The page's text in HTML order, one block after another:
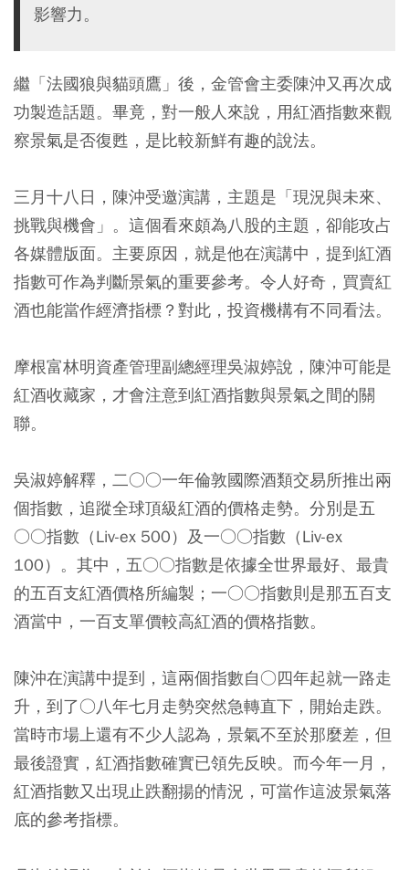
影響力。
繼「法國狼與貓頭鷹」後，金管會主委陳沖又再次成
功製造話題。畢竟，對一般人來說，用紅酒指數來觀
察景氣是否復甦，是比較新鮮有趣的說法。
三月十八日，陳沖受邀演講，主題是「現況與未來、
挑戰與機會」。這個看來頗為八股的主題，卻能攻占
各媒體版面。主要原因，就是他在演講中，提到紅酒
指數可作為判斷景氣的重要參考。令人好奇，買賣紅
酒也能當作經濟指標？對此，投資機構有不同看法。
摩根富林明資產管理副總經理吳淑婷說，陳沖可能是
紅酒收藏家，才會注意到紅酒指數與景氣之間的關
聯。
吳淑婷解釋，二○○一年倫敦國際酒類交易所推出兩
個指數，追蹤全球頂級紅酒的價格走勢。分別是五
○○指數（Liv-ex 500）及一○○指數（Liv-ex
100）。其中，五○○指數是依據全世界最好、最貴
的五百支紅酒價格所編製；一○○指數則是那五百支
酒當中，一百支單價較高紅酒的價格指數。
陳沖在演講中提到，這兩個指數自○四年起就一路走
升，到了○八年七月走勢突然急轉直下，開始走跌。
當時市場上還有不少人認為，景氣不至於那麼差，但
最後證實，紅酒指數確實已領先反映。而今年一月，
紅酒指數又出現止跌翻揚的情況，可當作這波景氣落
底的參考指標。